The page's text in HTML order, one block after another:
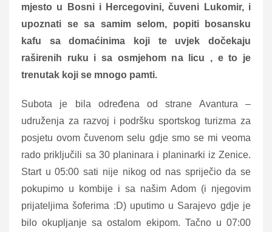
mjesto u Bosni i Hercegovini, čuveni Lukomir, i
upoznati se sa samim selom, popiti bosansku
kafu sa domaćinima koji te uvjek dočekaju
raširenih ruku i sa osmjehom na licu , e to je
trenutak koji se mnogo pamti.
Subota je bila određena od strane Avantura –
udruženja za razvoj i podršku sportskog turizma za
posjetu ovom čuvenom selu gdje smo se mi veoma
rado priključili sa 30 planinara i planinarki iz Zenice.
Start u 05:00 sati nije nikog od nas spriječio da se
pokupimo u kombije i sa našim Adom (i njegovim
prijateljima šoferima :D) uputimo u Sarajevo gdje je
bilo okupljanje sa ostalom ekipom. Tačno u 07:00